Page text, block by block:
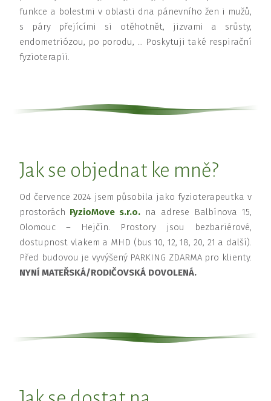
funkce a bolestmi v oblasti dna pánevního žen i mužů,
s páry přejícími si otěhotnět, jizvami a srůsty,
endometriózou, po porodu, … Poskytuji také respirační
fyzioterapii.
Jak se objednat ke mně?
Od července 2024 jsem působila jako fyzioterapeutka v
prostorách FyzioMove s.r.o. na adrese Balbínova 15,
Olomouc – Hejčín. Prostory jsou bezbariérové,
dostupnost vlakem a MHD (bus 10, 12, 18, 20, 21 a další).
Před budovou je vyvýšený PARKING ZDARMA pro klienty.
NYNÍ MATEŘSKÁ/RODIČOVSKÁ DOVOLENÁ.